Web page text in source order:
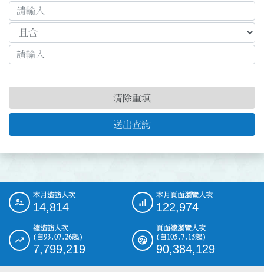
送出查詢
清除重填
::: 本月造訪人次
14,814
本月頁面瀏覽人次
122,974
總造訪人次
(自93.07.26起)
7,799,219
頁面總瀏覽人次
(自105.7.15起)
90,384,129